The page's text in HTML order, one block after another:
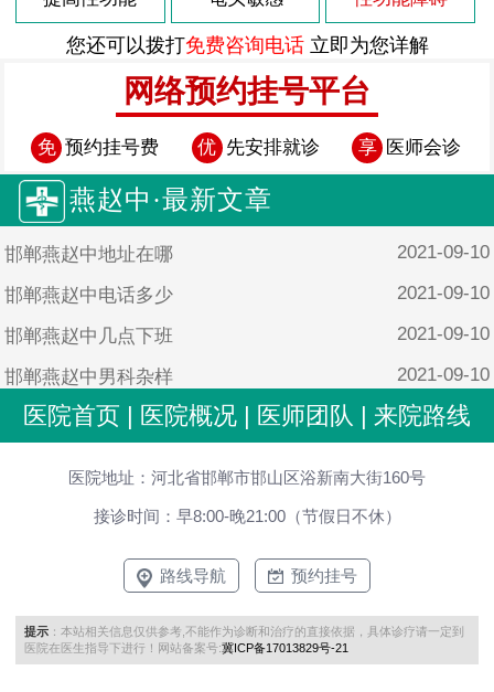
您还可以拨打免费咨询电话立即为您详解
网络预约挂号平台
免 预约挂号费 优 先安排就诊 享 医师会诊
燕赵中·最新文章
邯郸燕赵中地址在哪 2021-09-10
邯郸燕赵中电话多少 2021-09-10
邯郸燕赵中几点下班 2021-09-10
邯郸燕赵中男科杂样 2021-09-10
邯郸燕赵中男科靠谱吗 2021-09-10
医院首页 | 医院概况 | 医师团队 | 来院路线
医院地址：河北省邯郸市邯山区浴新南大街160号
接诊时间：早8:00-晚21:00（节假日不休）
路线导航 预约挂号
提示 ：本站相关信息仅供参考,不能作为诊断和治疗的直接依据，具体诊疗请一定到
医院在医生指导下进行！网站备案号:冀ICP备17013829号-21